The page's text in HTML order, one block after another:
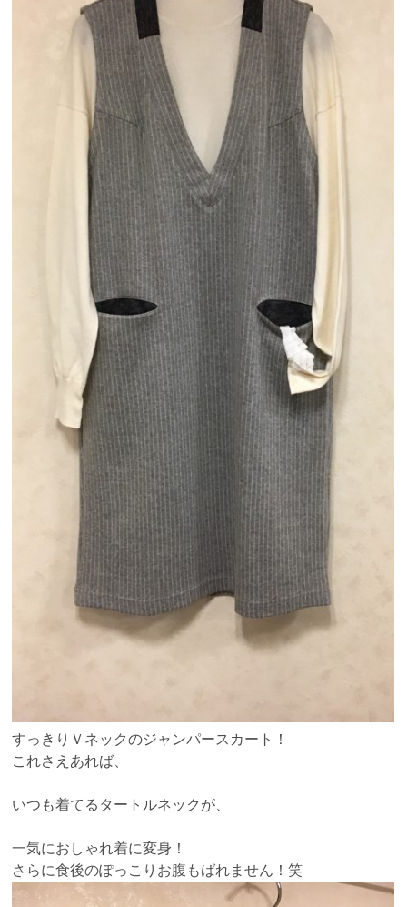
すっきりＶネックのジャンパースカート！
これさえあれば、
いつも着てるタートルネックが、
一気におしゃれ着に変身！
さらに食後のぽっこりお腹もばれません！笑